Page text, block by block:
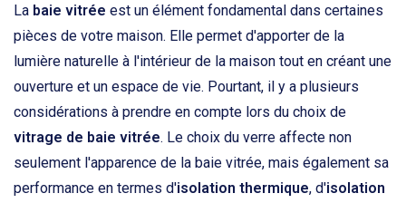
La baie vitrée est un élément fondamental dans certaines
pièces de votre maison. Elle permet d'apporter de la
lumière naturelle à l'intérieur de la maison tout en créant une
ouverture et un espace de vie. Pourtant, il y a plusieurs
considérations à prendre en compte lors du choix de
vitrage de baie vitrée. Le choix du verre affecte non
seulement l'apparence de la baie vitrée, mais également sa
performance en termes d'isolation thermique, d'isolation